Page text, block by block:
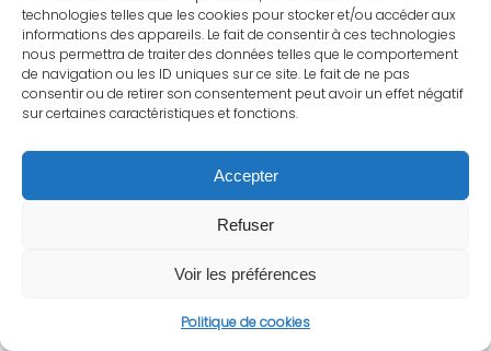
technologies telles que les cookies pour stocker et/ou accéder aux
informations des appareils. Le fait de consentir à ces technologies
nous permettra de traiter des données telles que le comportement
de navigation ou les ID uniques sur ce site. Le fait de ne pas
consentir ou de retirer son consentement peut avoir un effet négatif
sur certaines caractéristiques et fonctions.
Accepter
Refuser
Voir les préférences
Politique de cookies